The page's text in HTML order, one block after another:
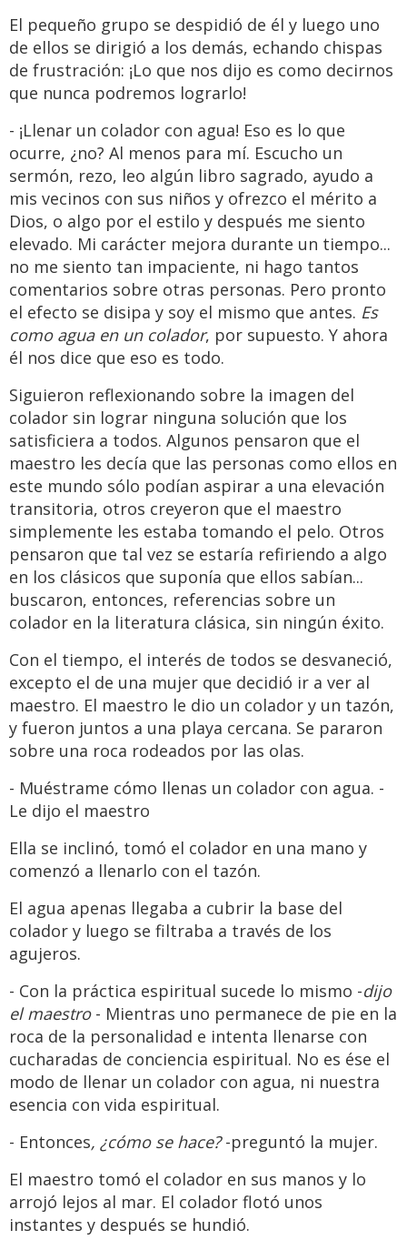
El pequeño grupo se despidió de él y luego uno
de ellos se dirigió a los demás, echando chispas
de frustración: ¡Lo que nos dijo es como decirnos
que nunca podremos lograrlo!
- ¡Llenar un colador con agua! Eso es lo que
ocurre, ¿no? Al menos para mí. Escucho un
sermón, rezo, leo algún libro sagrado, ayudo a
mis vecinos con sus niños y ofrezco el mérito a
Dios, o algo por el estilo y después me siento
elevado. Mi carácter mejora durante un tiempo...
no me siento tan impaciente, ni hago tantos
comentarios sobre otras personas. Pero pronto
el efecto se disipa y soy el mismo que antes. Es
como agua en un colador, por supuesto. Y ahora
él nos dice que eso es todo.
Siguieron reflexionando sobre la imagen del
colador sin lograr ninguna solución que los
satisficiera a todos. Algunos pensaron que el
maestro les decía que las personas como ellos en
este mundo sólo podían aspirar a una elevación
transitoria, otros creyeron que el maestro
simplemente les estaba tomando el pelo. Otros
pensaron que tal vez se estaría refiriendo a algo
en los clásicos que suponía que ellos sabían...
buscaron, entonces, referencias sobre un
colador en la literatura clásica, sin ningún éxito.
Con el tiempo, el interés de todos se desvaneció,
excepto el de una mujer que decidió ir a ver al
maestro. El maestro le dio un colador y un tazón,
y fueron juntos a una playa cercana. Se pararon
sobre una roca rodeados por las olas.
- Muéstrame cómo llenas un colador con agua. -
Le dijo el maestro
Ella se inclinó, tomó el colador en una mano y
comenzó a llenarlo con el tazón.
El agua apenas llegaba a cubrir la base del
colador y luego se filtraba a través de los
agujeros.
- Con la práctica espiritual sucede lo mismo -dijo
el maestro- Mientras uno permanece de pie en la
roca de la personalidad e intenta llenarse con
cucharadas de conciencia espiritual. No es ése el
modo de llenar un colador con agua, ni nuestra
esencia con vida espiritual.
- Entonces, ¿cómo se hace?-preguntó la mujer.
El maestro tomó el colador en sus manos y lo
arrojó lejos al mar. El colador flotó unos
instantes y después se hundió.